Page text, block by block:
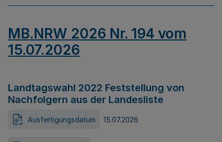
MB.NRW 2026 Nr. 194 vom
15.07.2026
Landtagswahl 2022 Feststellung von
Nachfolgern aus der Landesliste
Ausfertigungsdatum 15.07.2026